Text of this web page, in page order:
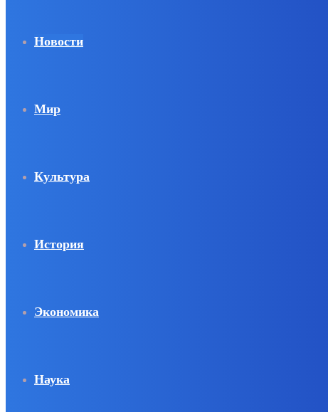
Новости
Мир
Культура
История
Экономика
Наука